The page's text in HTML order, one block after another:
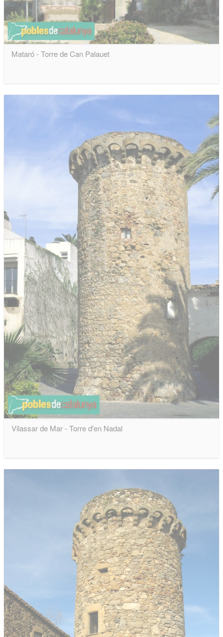
Mataró - Torre de Can Palauet
Vilassar de Mar - Torre d'en Nadal